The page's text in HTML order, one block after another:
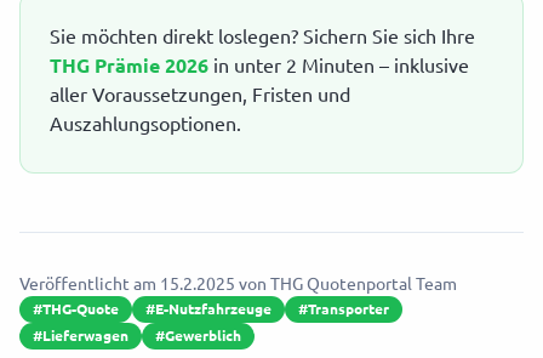
Sie möchten direkt loslegen? Sichern Sie sich Ihre
THG Prämie 2026 in unter 2 Minuten – inklusive
aller Voraussetzungen, Fristen und
Auszahlungsoptionen.
Veröffentlicht am 15.2.2025 von THG Quotenportal Team
#THG-Quote #E-Nutzfahrzeuge #Transporter
#Lieferwagen #Gewerblich